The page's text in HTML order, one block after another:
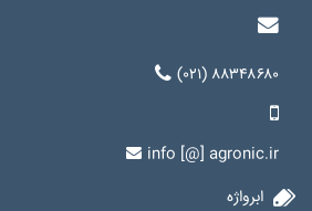
(۰۲۱) ۸۸۳۴۸۶۸۰
info [@] agronic.ir
ابرواژه